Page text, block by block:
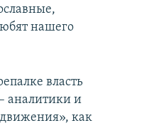
нашего
власть
аналитики и
как